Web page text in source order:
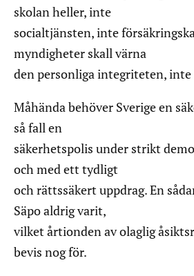
skolan heller, inte
socialtjänsten, inte
myndigheter skall värna
den personliga integriteten, inte
Måhända behöver Sverige en
så fall en
säkerhetspolis under strikt
och med ett tydligt
och rättssäkert uppdrag. En
Säpo aldrig varit,
vilket årtionden av olaglig
bevis nog för.